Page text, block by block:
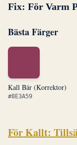
Fix: För Varm
Bästa Färger
Kall Bär (Korrektor)
#8E3A59
För Kallt: